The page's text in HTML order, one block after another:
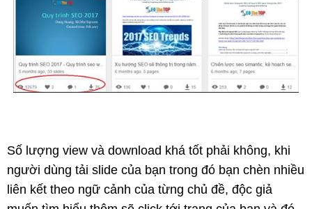
Số lượng view và download khá tốt phải không, khi
người dùng tải slide của bạn trong đó bạn chèn nhiều
liên kết theo ngữ cảnh của từng chủ đề, độc giả